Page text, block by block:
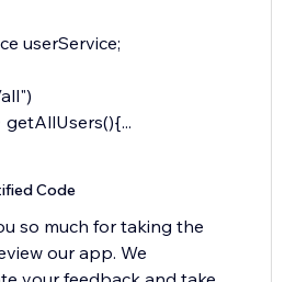
userService;
Code
so much for taking the
our app. We